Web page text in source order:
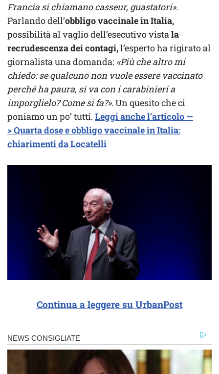
Francia si chiamano casseur, guastatori».
Parlando dell’obbligo vaccinale in Italia,
possibilità al vaglio dell’esecutivo vista la
recrudescenza dei contagi,l’esperto ha rigirato al
giornalista una domanda: «Più che altro mi
chiedo: se qualcuno non vuole essere vaccinato
perché ha paura, si va con i carabinieri a
imporglielo? Come si fa?».Un quesito che ci
poniamo un po’ tutti. Leggi anche l’articolo —
> Quarta dose e obbligo vaccinale in Italia:
chiarimenti da Locatelli
Continua a leggere su UrbanPost